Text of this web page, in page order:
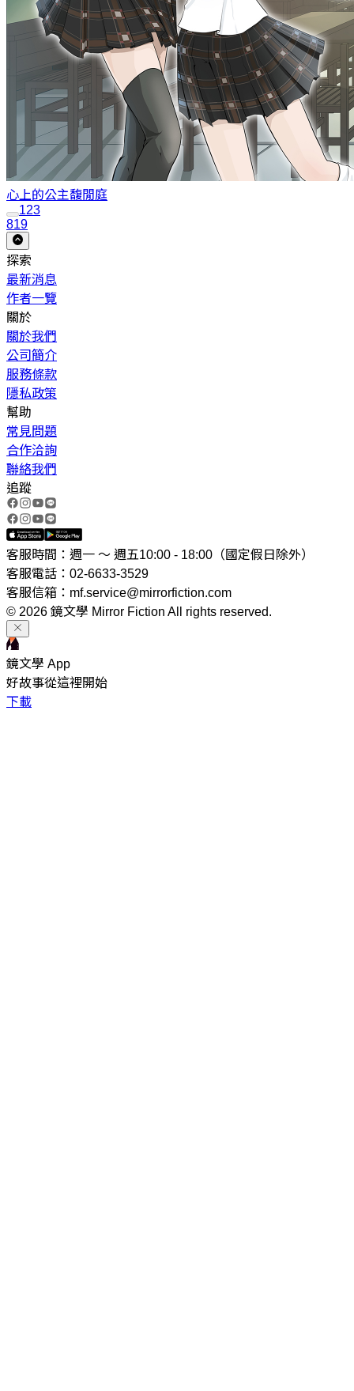
心上的公主馥閒庭
123
819
探索
最新消息
作者一覽
關於
關於我們
公司簡介
服務條款
隱私政策
幫助
常見問題
合作洽詢
聯絡我們
追蹤
客服時間：週一 ～ 週五10:00 - 18:00（國定假日除外）
客服電話：02-6633-3529
客服信箱：mf.service@mirrorfiction.com
© 2026 鏡文學 Mirror Fiction All rights reserved.
鏡文學 App
好故事從這裡開始
下載